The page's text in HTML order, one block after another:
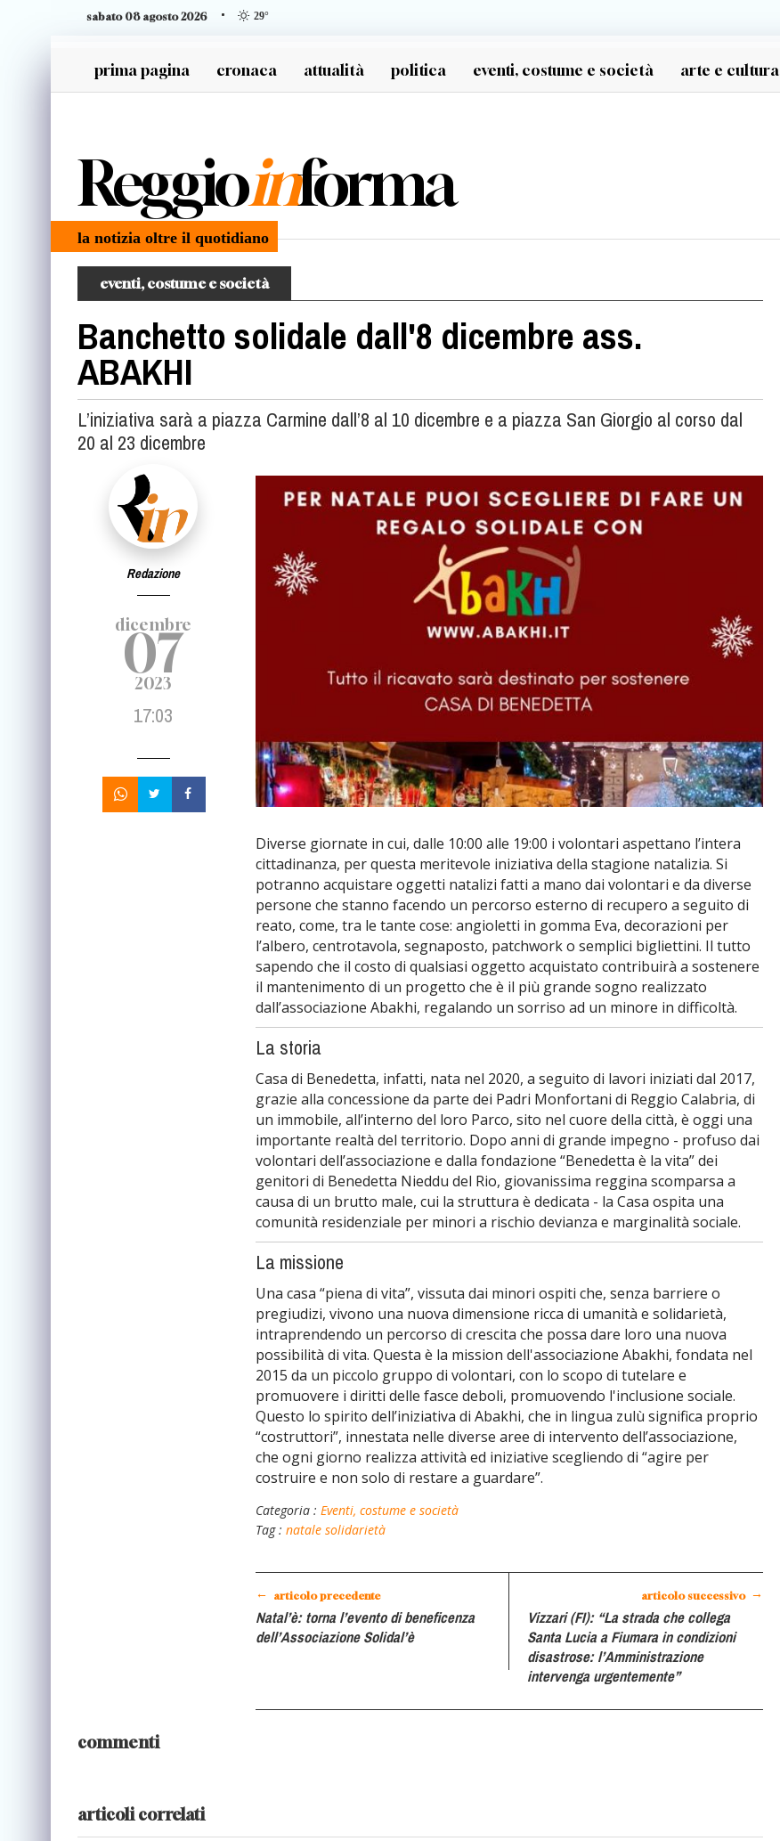
sabato 08 agosto 2026 29°
prima pagina cronaca attualità politica eventi, costume e società arte e cultura
Reggioinforma
la notizia oltre il quotidiano
eventi, costume e società
Banchetto solidale dall'8 dicembre ass.
ABAKHI
L’iniziativa sarà a piazza Carmine dall’8 al 10 dicembre e a piazza San Giorgio al corso dal
20 al 23 dicembre
Redazione
dicembre
07
2023
17:03
Diverse giornate in cui, dalle 10:00 alle 19:00 i volontari aspettano l’intera
cittadinanza, per questa meritevole iniziativa della stagione natalizia. Si
potranno acquistare oggetti natalizi fatti a mano dai volontari e da diverse
persone che stanno facendo un percorso esterno di recupero a seguito di
reato, come, tra le tante cose: angioletti in gomma Eva, decorazioni per
l’albero, centrotavola, segnaposto, patchwork o semplici bigliettini. Il tutto
sapendo che il costo di qualsiasi oggetto acquistato contribuirà a sostenere
il mantenimento di un progetto che è il più grande sogno realizzato
dall’associazione Abakhi, regalando un sorriso ad un minore in difficoltà.
La storia
Casa di Benedetta, infatti, nata nel 2020, a seguito di lavori iniziati dal 2017,
grazie alla concessione da parte dei Padri Monfortani di Reggio Calabria, di
un immobile, all’interno del loro Parco, sito nel cuore della città, è oggi una
importante realtà del territorio. Dopo anni di grande impegno - profuso dai
volontari dell’associazione e dalla fondazione “Benedetta è la vita” dei
genitori di Benedetta Nieddu del Rio, giovanissima reggina scomparsa a
causa di un brutto male, cui la struttura è dedicata - la Casa ospita una
comunità residenziale per minori a rischio devianza e marginalità sociale.
La missione
Una casa “piena di vita”, vissuta dai minori ospiti che, senza barriere o
pregiudizi, vivono una nuova dimensione ricca di umanità e solidarietà,
intraprendendo un percorso di crescita che possa dare loro una nuova
possibilità di vita. Questa è la mission dell'associazione Abakhi, fondata nel
2015 da un piccolo gruppo di volontari, con lo scopo di tutelare e
promuovere i diritti delle fasce deboli, promuovendo l'inclusione sociale.
Questo lo spirito dell’iniziativa di Abakhi, che in lingua zulù significa proprio
“costruttori”, innestata nelle diverse aree di intervento dell’associazione,
che ogni giorno realizza attività ed iniziative scegliendo di “agire per
costruire e non solo di restare a guardare”.
Categoria : Eventi, costume e società
Tag : natale solidarietà
← articolo precedente
Natal’è: torna l’evento di beneficenza
dell’Associazione Solidal’è
articolo successivo →
Vizzari (FI): “La strada che collega
Santa Lucia a Fiumara in condizioni
disastrose: l’Amministrazione
intervenga urgentemente”
commenti
articoli correlati